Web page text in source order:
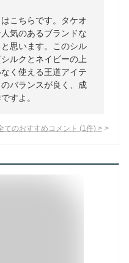
こちらです。タケオ
気のあるブランドな
思います。このシル
ルクとネイビーの上
く使える王道アイテ
バランスが良く、成
すよ。
てのおすすめコメント (1 件) >